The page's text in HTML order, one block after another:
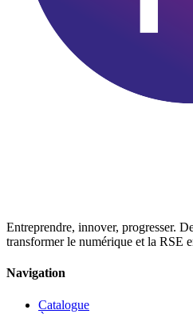
Entreprendre, innover, progresser.
transformer le numérique et la RSE
Navigation
Catalogue